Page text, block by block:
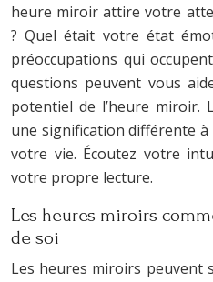
heure miroir attire votre
? Quel était votre état
préoccupations qui
questions peuvent vous
potentiel de l’heure miroir.
une signification différente
votre vie. Écoutez votre
votre propre lecture.
Les heures miroirs
de soi
Les heures miroirs peuvent